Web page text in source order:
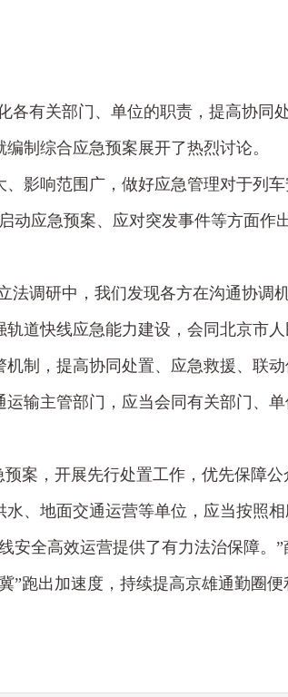
各有关部门、单位的职责，提高协
制综合应急预案展开了热烈讨论。
影响范围广，做好应急管理对于列车
应急预案、应对突发事件等方面
调研中，我们发现各方在沟通协调
道快线应急能力建设，会同北京市
制，提高协同处置、应急救援、联动
输主管部门，应当会同有关部门、
案，开展先行处置工作，优先保障
、地面交通运营等单位，应当按照
全高效运营提供了有力法治保障
跑出加速度，持续提高京雄通勤圈便